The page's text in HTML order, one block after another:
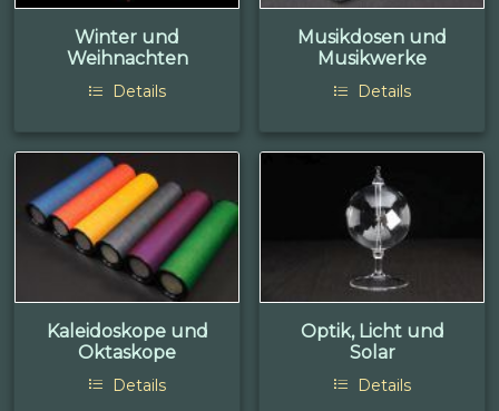
Winter und
Weihnachten
Details
Musikdosen und
Musikwerke
Details
Kaleidoskope und
Oktaskope
Details
Optik, Licht und
Solar
Details